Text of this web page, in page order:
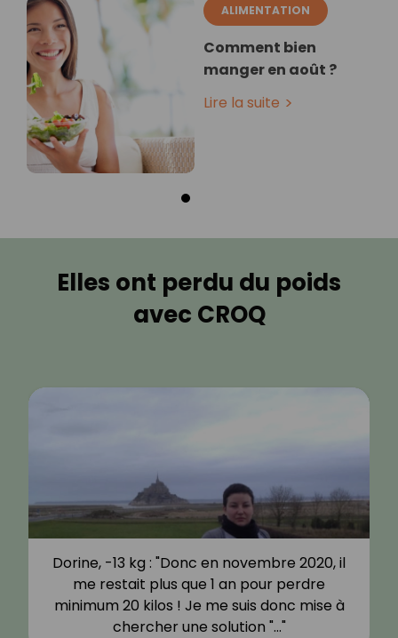
ALIMENTATION
Comment bien
manger en août ?
Lire la suite
Elles ont perdu du poids
avec CROQ
Dorine, -13 kg : "Donc en novembre 2020, il
me restait plus que 1 an pour perdre
minimum 20 kilos ! Je me suis donc mise à
chercher une solution "…"